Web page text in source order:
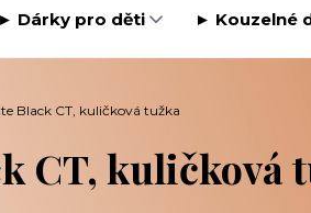
► Dárky pro děti ► Kouzelné
Black CT, kuličková tužka
CT, kuličková